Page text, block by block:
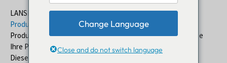
LANSITEC strebt nach qualitativ hochwertigem Service und
Produkte
. Uns ist es wichtig, dass Sie die Nutzung unserer
Produkte genießen.Produkte, Dienste und Website(s), ohne
Ihre Privatsphäre in irgendeiner Weise zu beeinträchtigen.
Diese Richtlinie beschreibt
Change Language
Close and do not switch language